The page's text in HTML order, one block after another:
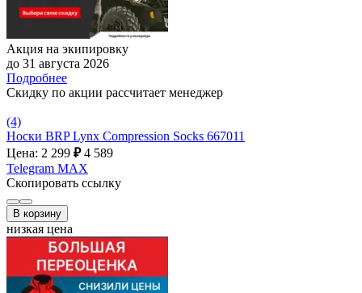
Акция на экипировку
до 31 августа 2026
Подробнее
Скидку по акции рассчитает менеджер
(4)
Носки BRP Lynx Compression Socks 667011
Цена: 2 299 ₽ 4 589
Telegram MAX
Скопировать ссылку
В корзину
низкая цена